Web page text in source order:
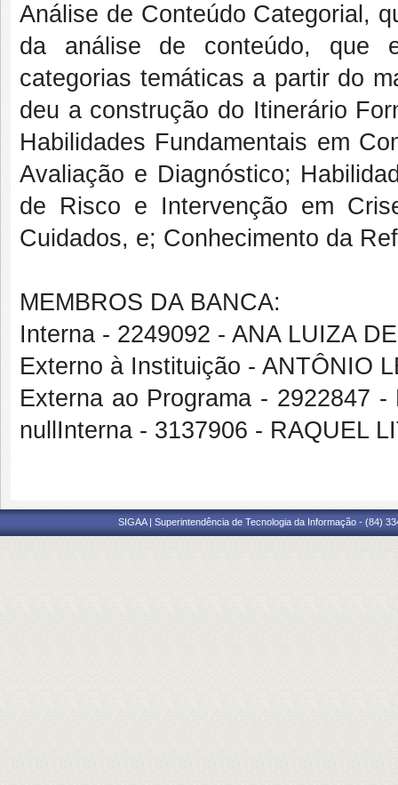
Análise de Conteúdo Categorial,
da análise de conteúdo, que
categorias temáticas a partir do
deu a construção do Itinerário
Habilidades Fundamentais em
Avaliação e Diagnóstico;
de Risco e Intervenção em
Cuidados, e; Conhecimento da
MEMBROS DA BANCA:
Interna - 2249092 - ANA LUIZA
Externo à Instituição - ANTÔNIO
Externa ao Programa - 2922847
nullInterna - 3137906 - RAQUEL
SIGAA | Superintendência de Tecnologia da Informação - (84)